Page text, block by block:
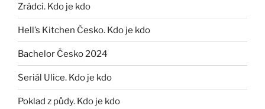
Zrádci. Kdo je kdo
Hell’s Kitchen Česko. Kdo je kdo
Bachelor Česko 2024
Seriál Ulice. Kdo je kdo
Poklad z půdy. Kdo je kdo